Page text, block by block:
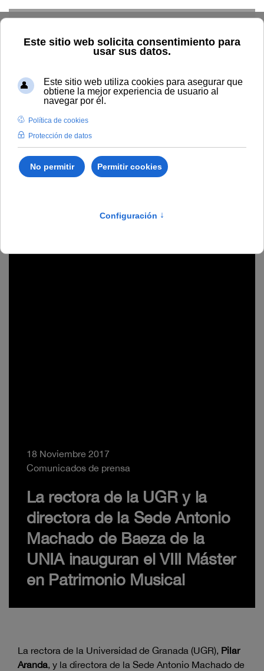
18 Noviembre 2017
Comunicados de prensa
La rectora de la UGR y la
directora de la Sede Antonio
Machado de Baeza de la
UNIA inauguran el VIII Máster
en Patrimonio Musical
La rectora de la Universidad de Granada (UGR), Pilar
Aranda, y la directora de la Sede Antonio Machado de